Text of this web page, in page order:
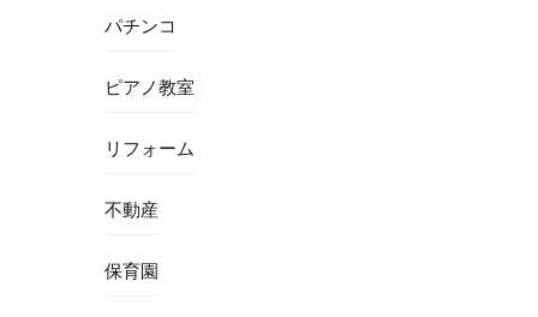
パチンコ
ピアノ教室
リフォーム
不動産
保育園